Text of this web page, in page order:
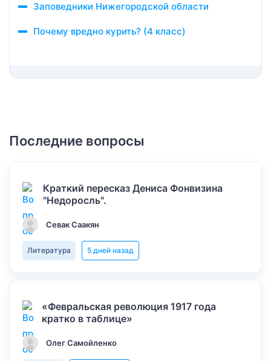
Заповедники Нижегородской области
Почему вредно курить? (4 класс)
Последние вопросы
Краткий пересказ Дениса Фонвизина
"Недоросль".
Севак Саакян
Литература 5 дней назад
«Февральская революция 1917 года
кратко в таблице»
Олег Самойленко